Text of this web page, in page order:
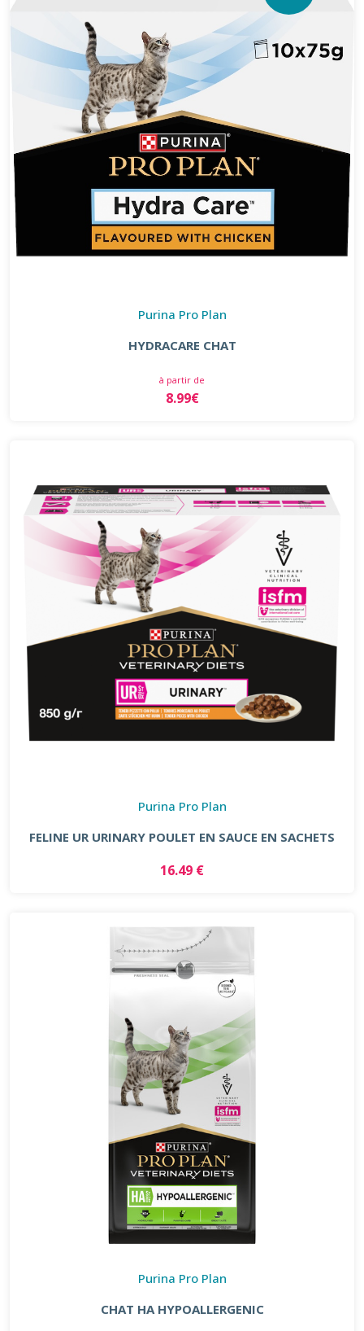
Purina Pro Plan
HYDRACARE CHAT
à partir de
8.99€
Purina Pro Plan
FELINE UR URINARY POULET EN SAUCE EN SACHETS
16.49 €
Purina Pro Plan
CHAT HA HYPOALLERGENIC